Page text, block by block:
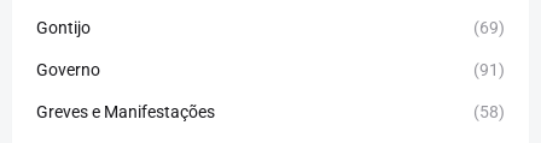
Gontijo (69)
Governo (91)
Greves e Manifestações (58)